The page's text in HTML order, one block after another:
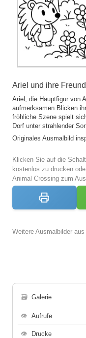
Ariel und ihre
Ariel, die Hauptfigur von
aufmerksamen Blicken
fröhliche Szene spielt
Dorf unter strahlender
Originales Ausmalbild
Klicken Sie auf die
kostenlos zu drucken
Animal Crossing zum
Weitere Ausmalbilder
🗃 Galerie
👁 Aufrufe
👁 Drucke